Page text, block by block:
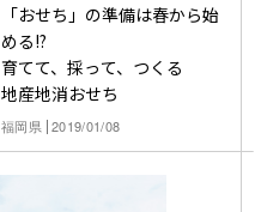
「おせち」の準備は春から始
める!?
育てて、採って、つくる
地産地消おせち
福岡県 2019/01/08